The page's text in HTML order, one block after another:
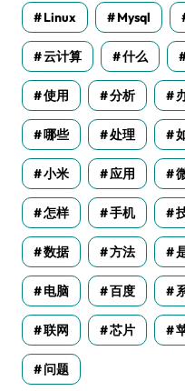
Linux Mysql
云计算 什么
使用 分析
哪些 处理
小米 应用
怎样 手机
数据 方法
电脑 百度
联网 芯片
问题